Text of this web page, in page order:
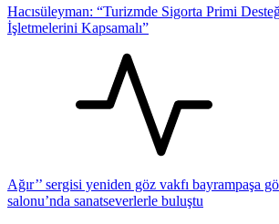
Hacısüleyman: “Turizmde Sigorta Primi
İşletmelerini Kapsamalı”
Ağır’’ sergisi yeniden göz vakfı bayrampaşa
salonu’nda sanatseverlerle buluştu